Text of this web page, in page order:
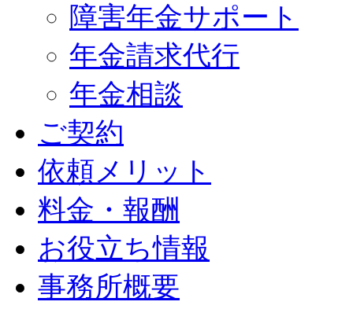
障害年金サポート
年金請求代行
年金相談
ご契約
依頼メリット
料金・報酬
お役立ち情報
事務所概要